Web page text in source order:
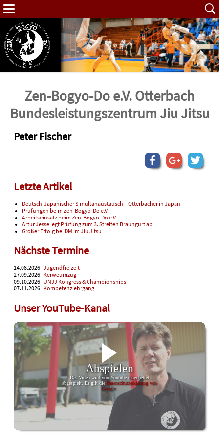
Suche
nach:
Zen-Bogyo-Do e.V. Otterbach
Bundes­leistungs­zentrum Jiu Jitsu
Peter Fischer
Letzte Artikel
Deutsch-Japanischer Simultanaustausch – Otterbacher in Japan
Prüfungen beim Zen-Bogyo-Do e.V.
Arbeitseinsatz beim Zen-Bogyo-Do e.V.
Artur Jesse legt Prüfung zum 3. Streifen Braungurt ab
Großer Erfolg bei DM im Jiu Jitsu
Nächste Termine
14.08.2026 Jugendfreizeit
27.09.2026 Kerweumzug
09.10.2026 UNJJ Kongress & Championships
07.11.2026 Kompetenzlehrgang
Unser YouTube-Kanal